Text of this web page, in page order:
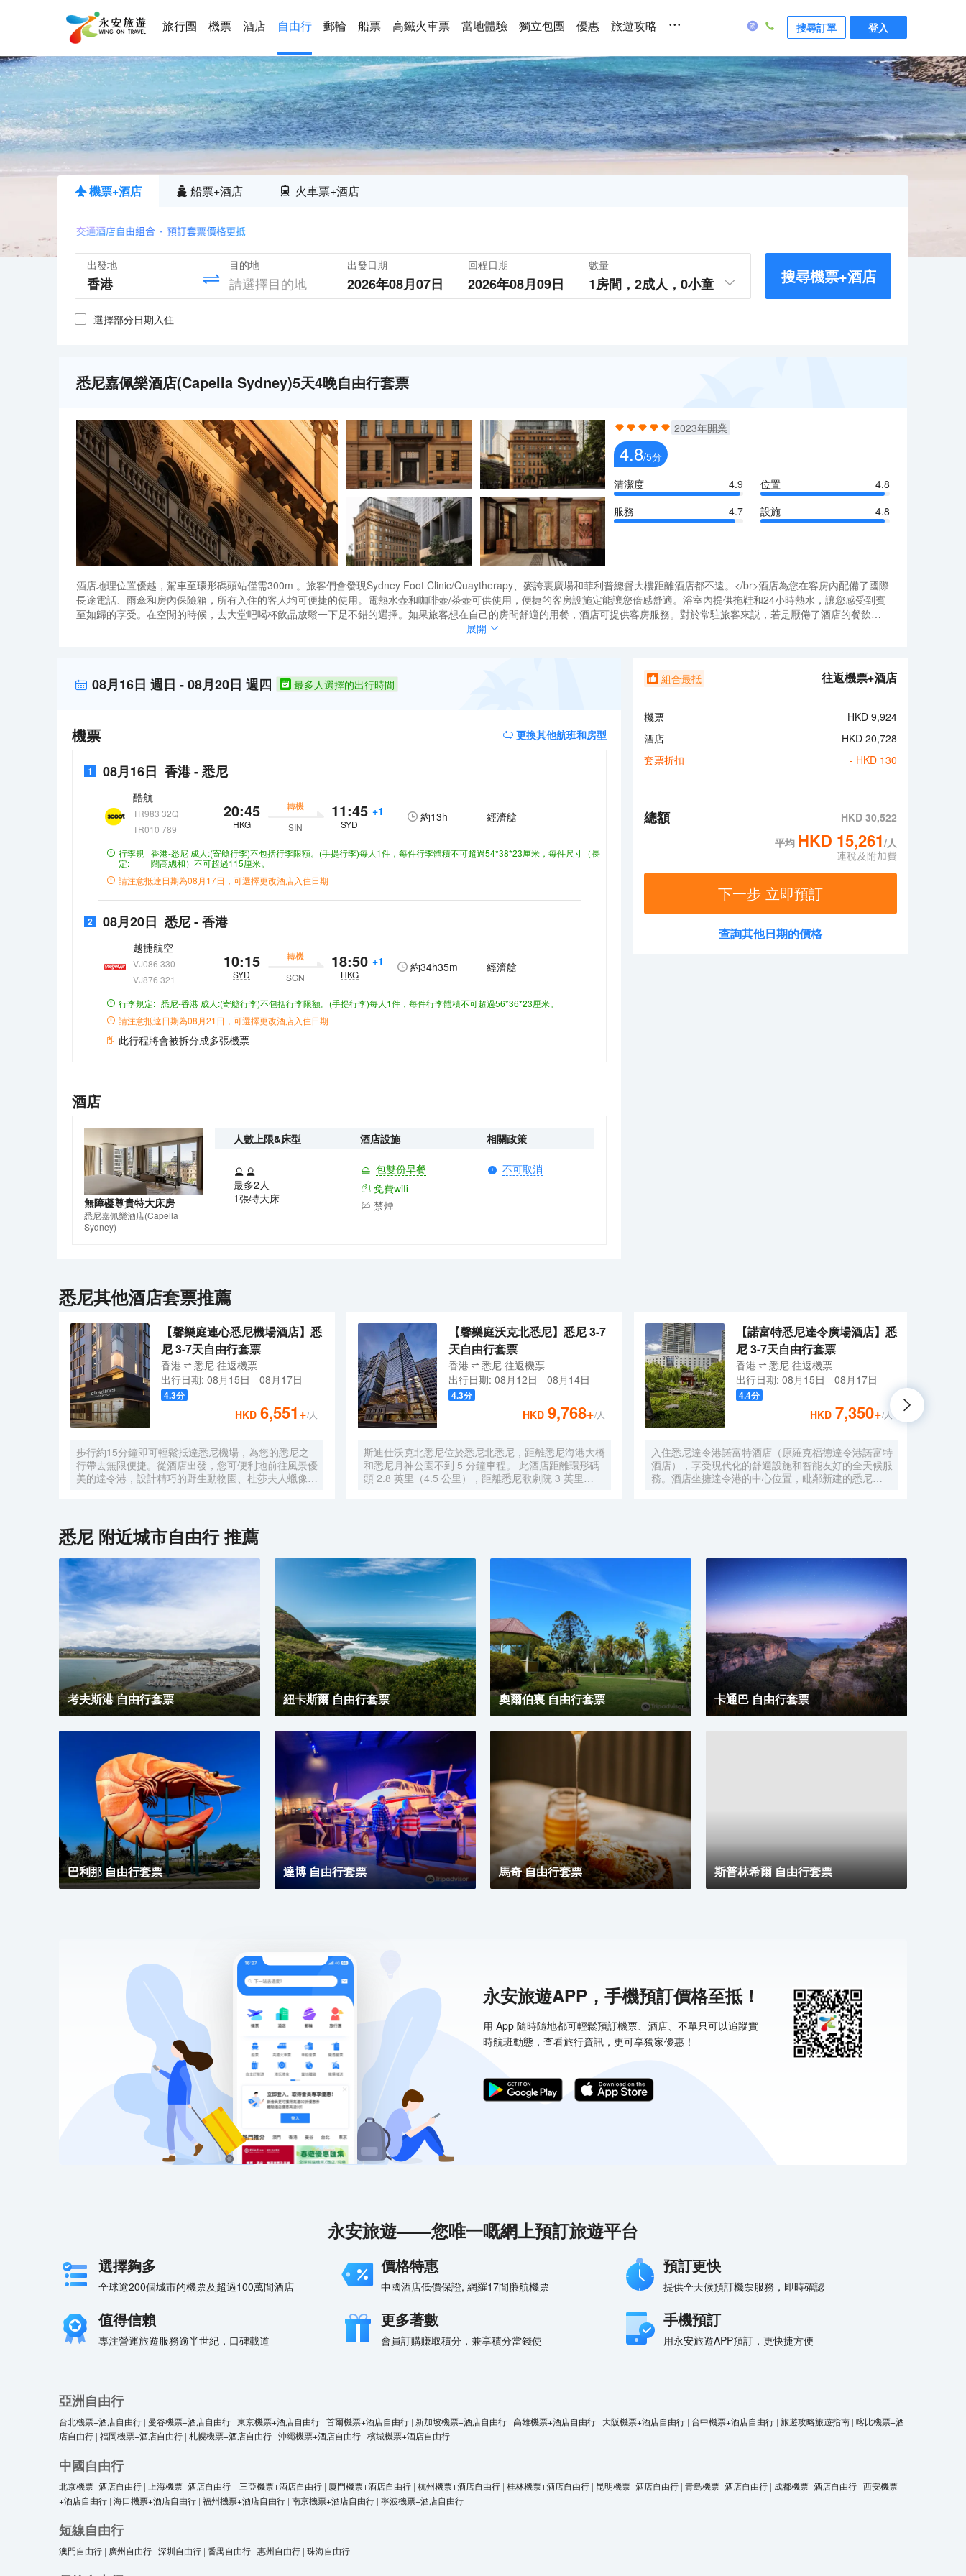
旅行團 機票 酒店 自由行 郵輪 船票 高鐵火車票 當地體驗 獨立包團 優惠 旅遊攻略 ... 搜尋訂單 登入
機票+酒店 船票+酒店 火車票+酒店
出發地 目的地 出發日期
2026年08月07日
回程日期
2026年08月09日
數量
1房間， 2成人， 0小童 搜尋機票+酒店
選擇部分日期入住
悉尼嘉佩樂酒店(Capella Sydney)5天4晚自由行套票
2023年開業
4.8/5分
清潔度
4.9 位置
4.8
服務
4.7 設施 4.8
酒店地理位置優越，駕車至環形碼頭站僅需300m 。旅客們會發現Sydney Foot Clinic/Quaytherapy、麥誇裏廣場和菲利普總督大樓距離酒店都不遠。</br>酒店為您在客房內配備了國際
長途電話、雨傘和房內保險箱，所有入住的客人均可便捷的使用。電熱水壺和咖啡壺/茶壺可供使用，便捷的客房設施定能讓您倍感舒適。浴室內提供拖鞋和24小時熱水，讓您感受到賓
至如歸的享受。在空閒的時候，去大堂吧喝杯飲品放鬆一下是不錯的選擇。如果旅客想在自己的房間舒適的用餐，酒店可提供客房服務。對於常駐旅客來説，若是厭倦了酒店的餐飲，
附近的Harbour Bar and Kitchen（西餐）和Bentley Restaurant & Bar（西餐）或許能勾起您的食慾，他們家的豬肋骨配薯條和Dry Aged Rib Eye均深受好評，Lentil As Anything
酒店地理位置優越，駕車至環形碼頭站僅需300m 。旅客們會發現Sydney Foot Clinic/Quaytherapy、麥誇裏廣場和菲利普總督大樓距離酒店都不遠。</br>酒店為您在客房內配備了國際
附近的Harbour Bar and Kitchen（西餐）和Bentley Restaurant & Bar（西餐）或許能勾起您的食慾，他們家的豬肋骨配薯條和Dry Aged Rib Eye均深受好評，Lentil As Anything
Newtown（素食）的美食也不錯哦！</br>酒店種類繁多的休閒設施能為每一位下榻於此的您創造多元化的休閒空間，這其中包括按摩室和健身室。酒店的會議廳和商務中心將熱情的服
展開
08月16日 週日 -08月20日 週四 最多人選擇的出行時間
機票 更換其他航班和房型
1 08月16日 香港-悉尼
酷航
TR983 32Q
TR010 789
20:45
HKG
轉機
SIN
11:45 +1
SYD 約13h 經濟艙
行李規
定:
香港-悉尼 成人:(寄艙行李)不包括行李限額。(手提行李)每人1件，每件行李體積不可超過54*38*23厘米，每件尺寸（長
闊高總和）不可超過115厘米。
請注意抵達日期為08月17日 ，可選擇更改酒店入住日期
2 08月20日 悉尼-香港
越捷航空
VJ086 330
VJ876 321
10:15
SYD
轉機
SGN
18:50 +1
HKG 約34h35m 經濟艙
行李規定: 悉尼-香港 成人:(寄艙行李)不包括行李限額。(手提行李)每人1件，每件行李體積不可超過56*36*23厘米。
請注意抵達日期為08月21日 ，可選擇更改酒店入住日期
此行程將會被拆分成多張機票
酒店
無障礙尊貴特大床房
悉尼嘉佩樂酒店(Capella
Sydney)
人數上限&床型
最多2人
1張特大床
酒店設施
包雙份早餐
免費wifi
禁煙
相關政策
不可取消
組合最抵 往返機票+酒店
機票 HKD 9,924
酒店
HKD 20,728
套票折扣
- HKD 130
總額 HKD 30,522
平均 HKD 15,261/人
連稅及附加費
下一步 立即預訂
查詢其他日期的價格
悉尼其他酒店套票推薦
【馨樂庭連心悉尼機場酒店】悉
尼 3-7天自由行套票
香港 悉尼 往返機票
出行日期: 08月15日 - 08月17日
4.3分
HKD 6,551+/人
步行約15分鐘即可輕鬆抵達悉尼機場，為您的悉尼之
行帶去無限便捷。從酒店出發，您可便利地前往風景優
美的達令港，設計精巧的野生動物園、杜莎夫人蠟像館
各式船隻，肆意享受愜意的恬靜時光。 酒店外觀享有
前衞的時尚設計感，明亮的玻璃窗錯落有致地鑲嵌於深
色牆身，晚間點亮的暖色燈光仿若為酒店披上了一件華
麗的霓裳，散發出無與倫比的迷人風韻。酒店內的陳設
裝潢以柔和的馬卡龍色系為基調，搭配舒適的休息區座
椅，旨在為您締造“家外之家”的温馨入住體驗。現代化
的客房均獨具匠心設計，兼具優良的私密性與實用性，
配備空調、液晶電視機、熨衣設施及精緻的傢俱，並設
有伴您安享酣暢睡眠的優質床品。 寬敞明麗的酒吧裝
潢考究，由天賦異稟的調酒師為您精心調製各式經典雞
尾酒，當色香味美的特色小食邂逅芳醇沁人的美酒佳
釀，助您度過嫻靜的午後時光。您可與至親好友歡聚一
堂，細細品嚐精美菜品在脣齒間的美妙滋味，伴以窗外
飛機起降的開闊風景，讓您在品嚐美食的同時，可盡情
感受與周邊曼妙景緻相融合的用餐體驗。
【馨樂庭沃克北悉尼】悉尼 3-7
天自由行套票
香港 悉尼 往返機票
出行日期: 08月12日 - 08月14日
4.3分
HKD 9,768+/人
斯迪仕沃克北悉尼位於悉尼北悉尼，距離悉尼海港大橋
和悉尼月神公園不到 5 分鐘車程。 此酒店距離環形碼
頭 2.8 英里（4.5 公里），距離悉尼歌劇院 3 英里
羽絨被和高檔床上用品。提供免費無線網絡，方便您與
朋友保持聯繫；有線頻道可滿足您的娛樂需求。配備淋
浴設施的私人浴室提供大花灑淋浴噴頭和吹風機。
【諾富特悉尼達令廣場酒店】悉
尼 3-7天自由行套票
香港 悉尼 往返機票
出行日期: 08月15日 - 08月17日
4.4分
HKD 7,350+/人
入住悉尼達令港諾富特酒店（原羅克福德達令港諾富特
酒店），享受現代化的舒適設施和智能友好的全天候服
務。酒店坐擁達令港的中心位置，毗鄰新建的悉尼
悉尼附近城市自由行 推薦
考夫斯港 自由行套票 紐卡斯爾 自由行套票 奧爾伯裏 自由行套票 卡通巴 自由行套票
巴利那 自由行套票 達博 自由行套票 馬奇 自由行套票 斯普林希爾 自由行套票
永安旅遊APP，手機預訂價格至抵！
用 App 隨時隨地都可輕鬆預訂機票、酒店、不單只可以追蹤實
時航班動態，查看旅行資訊，更可享獨家優惠！
永安旅遊——您唯一嘅網上預訂旅遊平台
選擇夠多
全球逾200個城市的機票及超過100萬間酒店
價格特惠
中國酒店低價保證, 網羅17間廉航機票
預訂更快
提供全天候預訂機票服務，即時確認
值得信賴
專注營運旅遊服務逾半世紀，口碑載道
更多著數
會員訂購賺取積分，兼享積分當錢使
手機預訂
用永安旅遊APP預訂，更快捷方便
亞洲自由行
台北機票+酒店自由行 | 曼谷機票+酒店自由行 | 東京機票+酒店自由行 | 首爾機票+酒店自由行 | 新加坡機票+酒店自由行 | 高雄機票+酒店自由行 | 大阪機票+酒店自由行 | 台中機票+酒店自由行 | 旅遊攻略旅遊指南 | 喀比機票+酒
店自由行 | 福岡機票+酒店自由行 | 札幌機票+酒店自由行 | 沖繩機票+酒店自由行 | 檳城機票+酒店自由行
中國自由行
北京機票+酒店自由行 | 上海機票+酒店自由行 | 三亞機票+酒店自由行 | 廈門機票+酒店自由行 | 杭州機票+酒店自由行 | 桂林機票+酒店自由行 | 昆明機票+酒店自由行 | 青島機票+酒店自由行 | 成都機票+酒店自由行 | 西安機票
+酒店自由行 | 海口機票+酒店自由行 | 福州機票+酒店自由行 | 南京機票+酒店自由行 | 寧波機票+酒店自由行
短線自由行
澳門自由行 | 廣州自由行 | 深圳自由行 | 番禺自由行 | 惠州自由行 | 珠海自由行